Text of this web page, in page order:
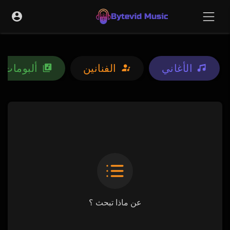
الأغاني الفنانين ألبومات
عن ماذا تبحث ؟